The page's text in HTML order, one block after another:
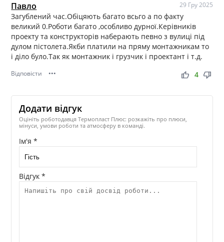
Павло 29 Гру 2025
Загублений час.Обіцяють багато всьго а по факту
великий 0.Роботи багато ,особливо дурної.Керівників
проекту та конструкторів наберають певно з вулиці під
дулом пістолета.Якби платили на пряму монтажникам то
і діло було.Так як монтажник і грузчик і проектант і т.д.
Відповісти ••• thumb_up thumb_down
4
Додати відгук
Оцініть роботодавця Термопласт Плюс: розкажіть про плюси,
мінуси, умови роботи та атмосферу в команді.
Ім'я *
Відгук *